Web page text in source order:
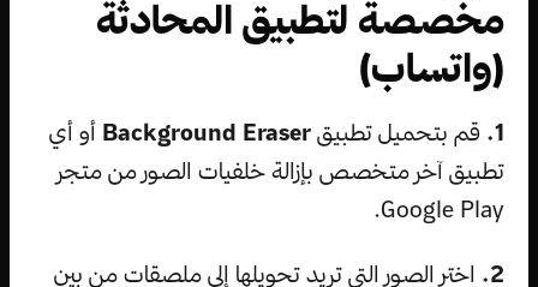
مخصصة لتطبيق المحادثة
(واتساب)
1. قم بتحميل تطبيق Background Eraser أو أي
تطبيق آخر متخصص بإزالة خلفيات الصور من متجر
Google Play.
2.
اختر الصور التي تريد تحويلها إلى ملصقات من بين